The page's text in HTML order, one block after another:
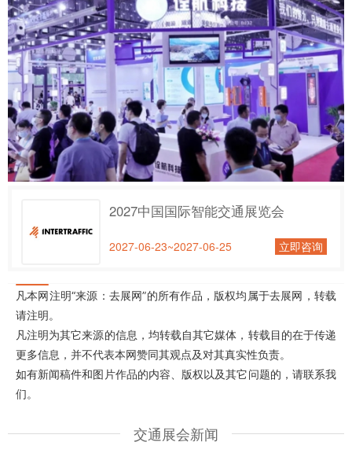
2027中国国际智能交通展览会
2027-06-23~2027-06-25 立即咨询
凡本网注明“来源：去展网”的所有作品，版权均属于去展网，转载
请注明。
凡注明为其它来源的信息，均转载自其它媒体，转载目的在于传递
更多信息，并不代表本网赞同其观点及对其真实性负责。
如有新闻稿件和图片作品的内容、版权以及其它问题的，请联系我
们。
交通展会新闻